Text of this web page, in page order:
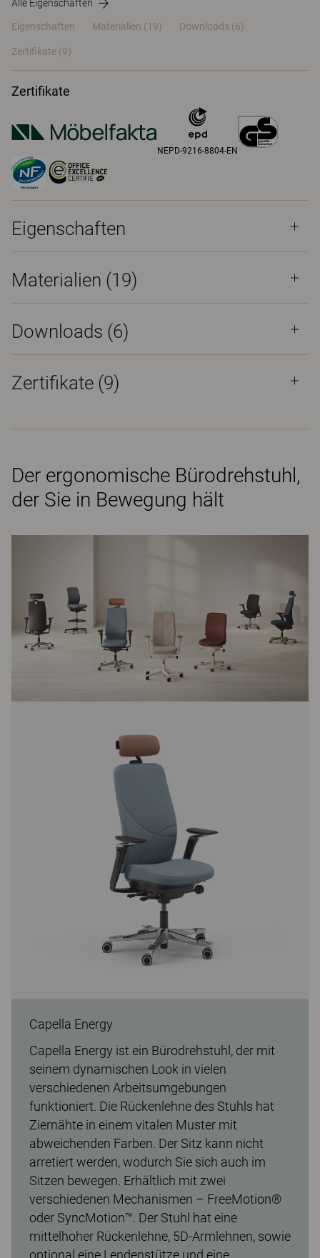
Alle Eigenschaften
Eigenschaften Materialien (19) Downloads (6)
Zertifikate (9)
Zertifikate
NEPD-9216-8804-EN
Eigenschaften
Materialien (19)
Downloads (6)
Zertifikate (9)
Der ergonomische Bürodrehstuhl,
der Sie in Bewegung hält
Capella Energy
Capella Energy ist ein Bürodrehstuhl, der mit
seinem dynamischen Look in vielen
verschiedenen Arbeitsumgebungen
funktioniert. Die Rückenlehne des Stuhls hat
Ziernähte in einem vitalen Muster mit
abweichenden Farben. Der Sitz kann nicht
arretiert werden, wodurch Sie sich auch im
Sitzen bewegen. Erhältlich mit zwei
verschiedenen Mechanismen – FreeMotion®
oder SyncMotion™. Der Stuhl hat eine
mittelhoher Rückenlehne, 5D-Armlehnen, sowie
optional eine Lendenstütze und eine